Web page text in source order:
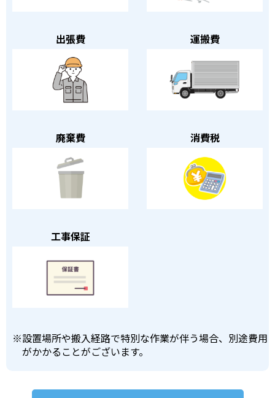
出張費 運搬費
廃棄費 消費税
工事保証
※設置場所や搬入経路で特別な作業が伴う場合、別途費用
がかかることがございます。